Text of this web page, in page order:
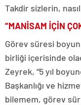
Takdir sizlerin,
“MANİSAM İÇİN
Görev süresi
birliği içerisinde
Zeyrek, “5 yıl
Başkanlığı ve
bilemem, görev